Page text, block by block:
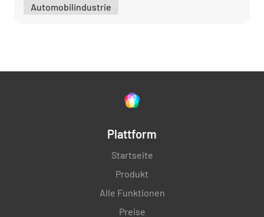
Automobilindustrie
Plattform
Startseite
Produkt
Alle Funktionen
Preise